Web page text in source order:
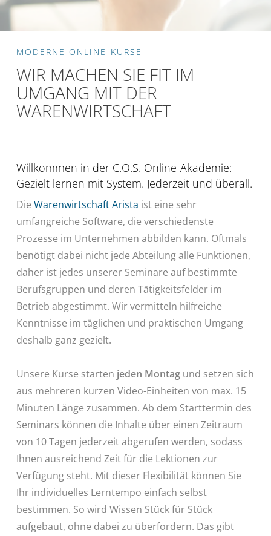
MODERNE ONLINE-KURSE
WIR MACHEN SIE FIT IM
UMGANG MIT DER
WARENWIRTSCHAFT
Willkommen in der C.O.S. Online-Akademie:
Gezielt lernen mit System. Jederzeit und überall.
Die Warenwirtschaft Arista ist eine sehr
umfangreiche Software, die verschiedenste
Prozesse im Unternehmen abbilden kann. Oftmals
benötigt dabei nicht jede Abteilung alle Funktionen,
daher ist jedes unserer Seminare auf bestimmte
Berufsgruppen und deren Tätigkeitsfelder im
Betrieb abgestimmt. Wir vermitteln hilfreiche
Kenntnisse im täglichen und praktischen Umgang
deshalb ganz gezielt.
Unsere Kurse starten jeden Montagund setzen sich
aus mehreren kurzen Video-Einheiten von max. 15
Minuten Länge zusammen. Ab dem Starttermin des
Seminars können die Inhalte über einen Zeitraum
von 10 Tagen jederzeit abgerufen werden, sodass
Ihnen ausreichend Zeit für die Lektionen zur
Verfügung steht. Mit dieser Flexibilität können Sie
Ihr individuelles Lerntempo einfach selbst
bestimmen. So wird Wissen Stück für Stück
aufgebaut, ohne dabei zu überfordern. Das gibt